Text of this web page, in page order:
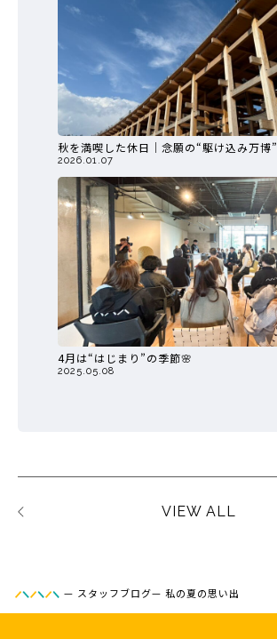
秋を満喫した休日｜念願の“駆け込み万博”
2026.01.07
4月は“はじまり”の季節🌸
2025.05.08
VIEW ALL
— スタッフブログ— 私の夏の思い出